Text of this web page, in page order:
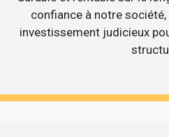
confiance à notre
investissement judicieux